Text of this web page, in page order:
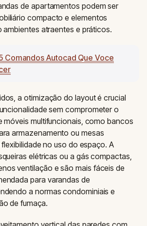
de apartamentos podem ser
compacto e elementos
ambientes atraentes e práticos.
Comandos Autocad Que Voce
a otimização do layout é crucial
sem comprometer o
móveis multifuncionais, como bancos
armazenamento ou mesas
no uso do espaço. A
elétricas ou a gás compactas,
ventilação e são mais fáceis de
para varandas de
a normas condominiais e
de fumaça.